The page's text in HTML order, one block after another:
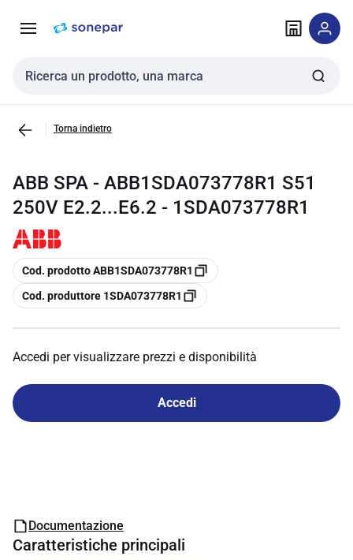
navigazione alla
Cerca input
Torna indietro
ABB SPA - ABB1SDA073778R1 S51
250V E2.2...E6.2 - 1SDA073778R1
copia
Cod. prodotto ABB1SDA073778R1
copia
Cod. produttore 1SDA073778R1
Accedi per visualizzare prezzi e disponibilità
Accedi
Documentazione
Caratteristiche principali